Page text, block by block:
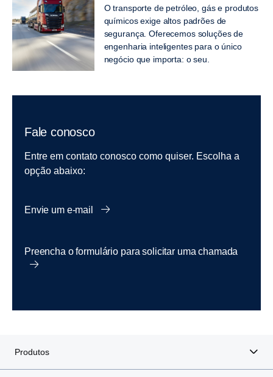
O transporte de petróleo, gás e produtos
químicos exige altos padrões de
segurança. Oferecemos soluções de
engenharia inteligentes para o único
negócio que importa: o seu.
Fale conosco
Entre em contato conosco como quiser. Escolha a
opção abaixo:
Envie um e-mail
Preencha o formulário para solicitar uma chamada
Produtos